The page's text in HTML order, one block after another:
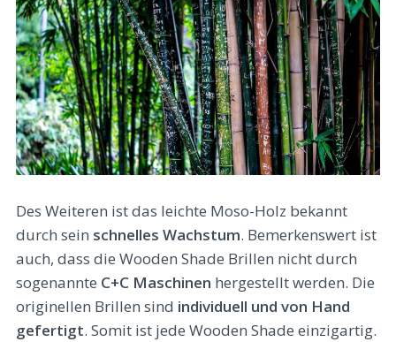
Des Weiteren ist das leichte Moso-Holz bekannt
durch sein schnelles Wachstum. Bemerkenswert ist
auch, dass die Wooden Shade Brillen nicht durch
sogenannte C+C Maschinen hergestellt werden. Die
originellen Brillen sind individuell und von Hand
gefertigt. Somit ist jede Wooden Shade einzigartig.